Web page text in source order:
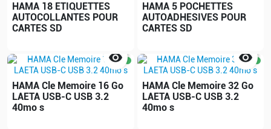
HAMA 18 ETIQUETTES
AUTOCOLLANTES POUR
CARTES SD
HAMA 5 POCHETTES
AUTOADHESIVES POUR
CARTES SD

HAMA Cle Memoire 16 Go
LAETA USB-C USB 3.2
40mo s

HAMA Cle Memoire 32 Go
LAETA USB-C USB 3.2
40mo s